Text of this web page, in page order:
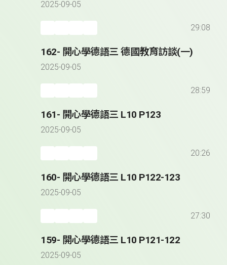
2025-09-05
29:08
162- 開心學德語三 德國教育訪談(一)
2025-09-05
28:59
161- 開心學德語三 L10 P123
2025-09-05
20:26
160- 開心學德語三 L10 P122-123
2025-09-05
27:30
159- 開心學德語三 L10 P121-122
2025-09-05